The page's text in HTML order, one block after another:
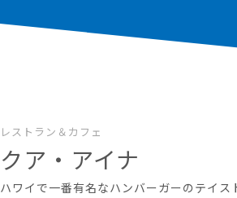
レストラン＆カフェ
クア・アイナ
ハワイで一番有名なハンバーガーのテイ